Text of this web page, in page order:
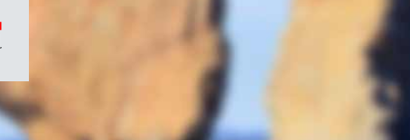
/
du
gouvernement